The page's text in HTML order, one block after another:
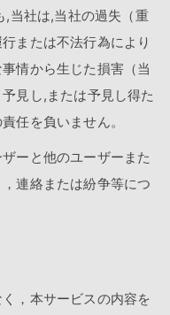
,当社は,当社の過失（重
または不法行為により
情から生じた損害（当
見し,または予見し得た
任を負いません。
ーと他のユーザーまた
連絡または紛争等につ
，本サービスの内容を